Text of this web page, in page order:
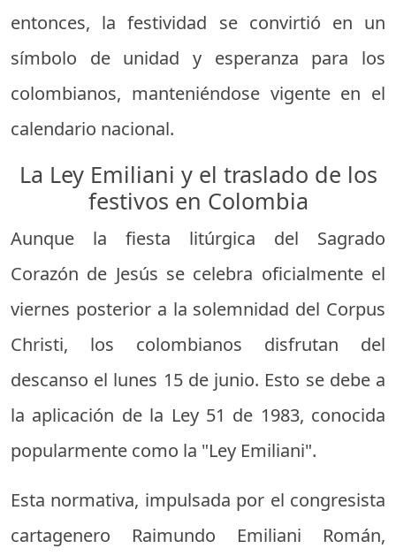
entonces, la festividad se convirtió en un
símbolo de unidad y esperanza para los
colombianos, manteniéndose vigente en el
calendario nacional.
La Ley Emiliani y el traslado de los
festivos en Colombia
Aunque la fiesta litúrgica del Sagrado
Corazón de Jesús se celebra oficialmente el
viernes posterior a la solemnidad del Corpus
Christi, los colombianos disfrutan del
descanso el lunes 15 de junio. Esto se debe a
la aplicación de la Ley 51 de 1983, conocida
popularmente como la "Ley Emiliani".
Esta normativa, impulsada por el congresista
cartagenero Raimundo Emiliani Román,